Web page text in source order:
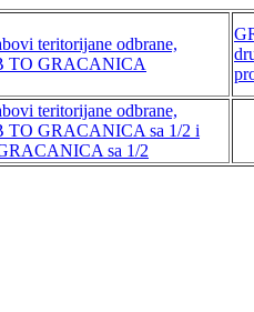
teritorijane odbrane,
TO GRACANICA
teritorijane odbrane,
TO GRACANICA sa 1/2 i
sa 1/2